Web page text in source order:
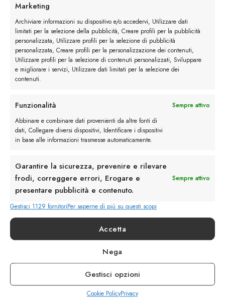
Marketing
Archiviare informazioni su dispositivo e/o accedervi, Utilizzare dati
limitati per la selezione della pubblicità, Creare profili per la pubblicità
personalizzata, Utilizzare profili per la selezione di pubblicità
personalizzata, Creare profili per la personalizzazione dei contenuti,
Utilizzare profili per la selezione di contenuti personalizzati, Sviluppare
e migliorare i servizi, Utilizzare dati limitati per la selezione dei
contenuti.
Funzionalità
Sempre attivo
Abbinare e combinare dati provenienti da altre fonti di
dati, Collegare diversi dispositivi, Identificare i dispositivi
in base alle informazioni trasmesse automaticamente.
Garantire la sicurezza, prevenire e rilevare
frodi, correggere errori, Erogare e
presentare pubblicità e contenuto.
Sempre attivo
Gestisci 1129 fornitoriPer saperne di più su questi scopi
Accetta
Nega
Gestisci opzioni
Cookie PolicyPrivacy
Sneakers con suola in corda – modello in
camoscio
Modelli di scarpe artigianali estive:
Sneakers:perfette per un look casual e
dinamico, le sneakers artigianali offrono
comfort e stile in ogni occasione.
Scarpe da barca:un classico intramontabile,
le scarpe da barca artigianali sono ideali per
una giornata in barca o una passeggiata in riva